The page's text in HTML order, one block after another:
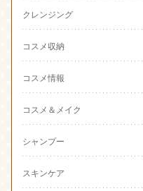
クレンジング
コスメ収納
コスメ情報
コスメ＆メイク
シャンプー
スキンケア